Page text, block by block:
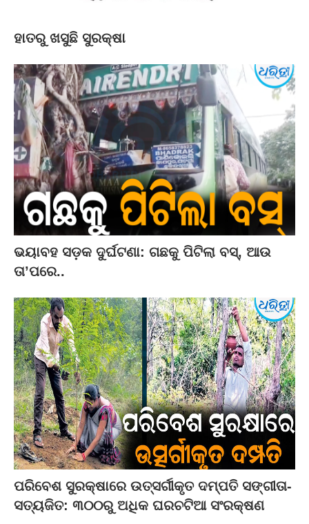
ହାତରୁ ଖସୁଛି ସୁରକ୍ଷା
ଭୟାବହ ସଡ଼କ ଦୁର୍ଘଟଣା: ଗଛକୁ ପିଟିଲା ବସ୍‌, ଆଉ
ତା’ପରେ..
ପରିବେଶ ସୁରକ୍ଷାରେ ଉତ୍ସର୍ଗୀକୃତ ଦମ୍ପତି ସଙ୍ଗୀତା-
ସତ୍ୟଜିତ: ୩୦୦ରୁ ଅଧିକ ଘରଚଟିଆ ସଂରକ୍ଷଣ